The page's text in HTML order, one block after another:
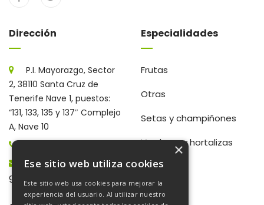
Dirección
P.I. Mayorazgo, Sector
2, 38110 Santa Cruz de
Tenerife Nave 1, puestos:
“131, 133, 135 y 137″ Complejo
A, Nave 10
gerencia@frutaschampi.es
Especialidades
Frutas
Otras
Setas y champiñones
Verduras y hortalizas
×
Ese sitio web utiliza cookies
Este sitio web usa cookies para mejorar la
experiencia del usuario. Al utilizar nuestro